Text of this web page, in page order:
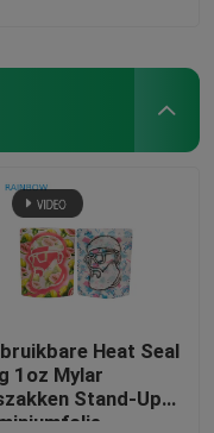
Heat Seal
1oz Mylar
Stand-Up